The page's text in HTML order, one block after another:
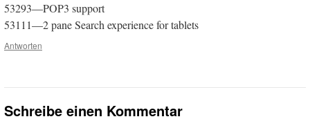
53293—POP3 support
53111—2 pane Search experience for tablets
Antworten
Schreibe einen Kommentar